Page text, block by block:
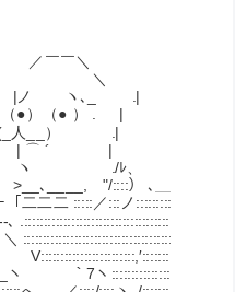
＼
ここを
） . |
.| 行くア
|
、
::::） ､＿_
／:::ノ:::::::::..ヽ
j